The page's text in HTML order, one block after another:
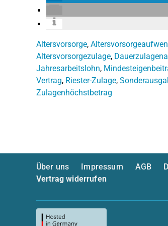
Altersvorsorge,
Altersvorsorgezulage,
Jahresarbeitslohn,
Vertrag, Riester-Zulage,
Zulagenhöchstbetrag
Über uns Impressum AGB
Vertrag widerrufen